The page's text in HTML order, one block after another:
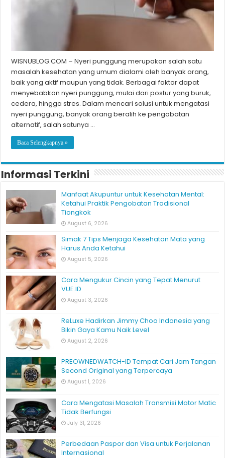
WISNUBLOG.COM – Nyeri punggung merupakan salah satu
masalah kesehatan yang umum dialami oleh banyak orang,
baik yang aktif maupun yang tidak. Berbagai faktor dapat
menyebabkan nyeri punggung, mulai dari postur yang buruk,
cedera, hingga stres. Dalam mencari solusi untuk mengatasi
nyeri punggung, banyak orang beralih ke pengobatan
alternatif, salah satunya …
Baca Selengkapnya »
Informasi Terkini
Manfaat Akupuntur untuk Kesehatan Mental:
Ketahui Praktik Pengobatan Tradisional
Tiongkok
August 6, 2026
Simak 7 Tips Menjaga Kesehatan Mata yang
Harus Anda Ketahui
August 5, 2026
Cara Mengukur Cincin yang Tepat Menurut
VUE.ID
August 3, 2026
ReLuxe Hadirkan Jimmy Choo Indonesia yang
Bikin Gaya Kamu Naik Level
August 2, 2026
PREOWNEDWATCH-ID Tempat Cari Jam Tangan
Second Original yang Terpercaya
August 1, 2026
Cara Mengatasi Masalah Transmisi Motor Matic
Tidak Berfungsi
July 31, 2026
Perbedaan Paspor dan Visa untuk Perjalanan
Internasional